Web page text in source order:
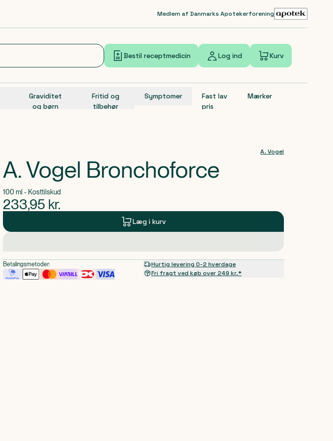
Medlem af Danmarks Apotekerforening
Bestil receptmedicin Log ind Kurv
Graviditet
og børn
Fritid og
tilbehør
Symptomer
Fast lav
pris
Mærker
A. Vogel
A. Vogel Bronchoforce
100 ml - Kosttilskud
233,95 kr.
Læg i kurv
Betalingsmetoder:
Hurtig levering 0-2 hverdage
Fri fragt ved køb over 249 kr.*